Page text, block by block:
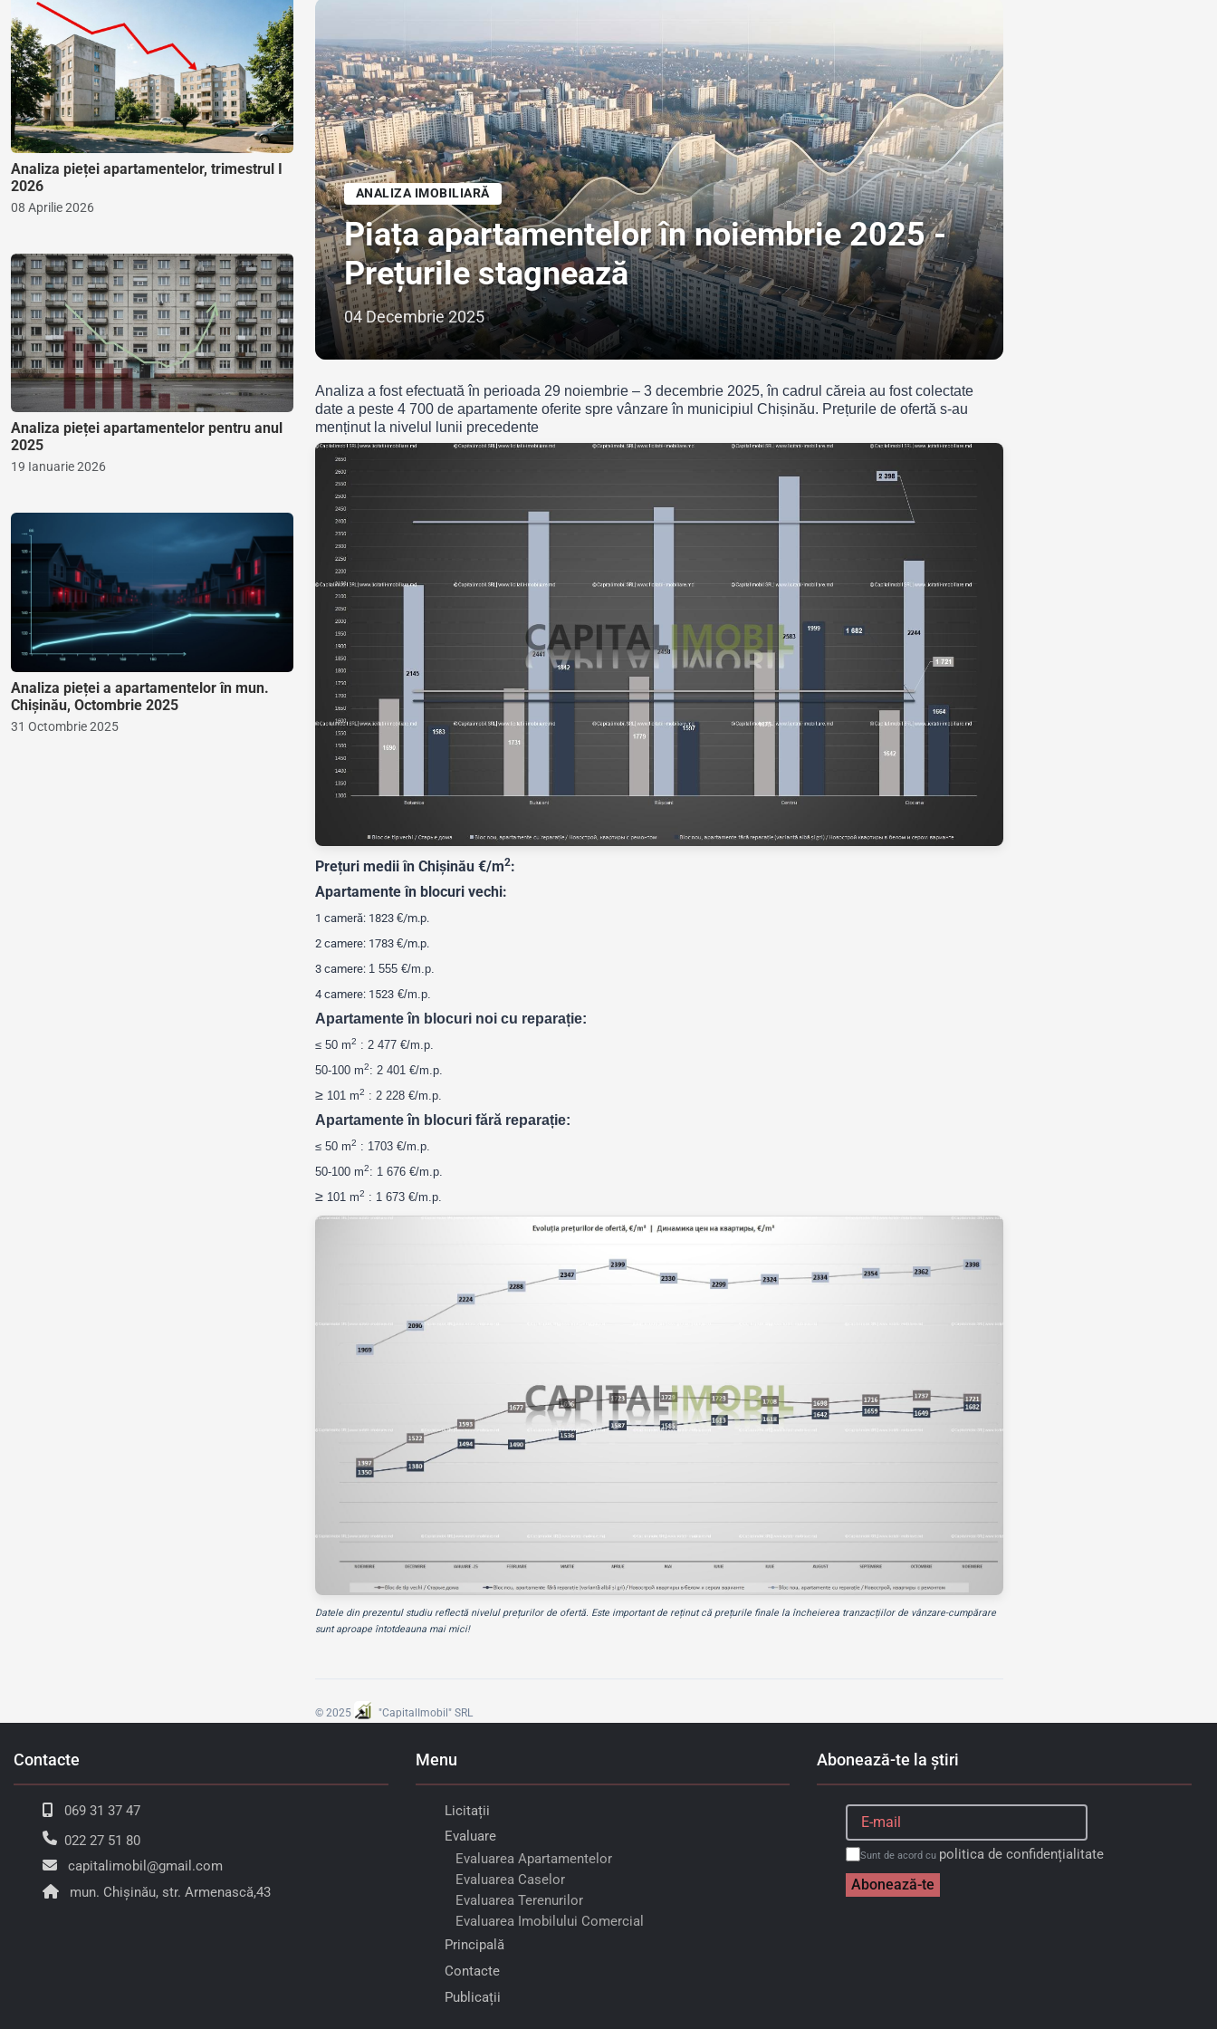
Analiza pieței apartamentelor, trimestrul I
2026
08 Aprilie 2026
Analiza pieței apartamentelor pentru anul
2025
19 Ianuarie 2026
Analiza pieței a apartamentelor în mun.
Chișinău, Octombrie 2025
31 Octombrie 2025
ANALIZA IMOBILIARĂ
Piața apartamentelor în noiembrie 2025 -
Prețurile stagnează
04 Decembrie 2025
Analiza a fost efectuată în perioada 29 noiembrie – 3 decembrie 2025, în cadrul căreia au fost colectate
date a peste 4 700 de apartamente oferite spre vânzare în municipiul Chișinău. Prețurile de ofertă s-au
menținut la nivelul lunii precedente
Prețuri medii în Chișinău €/m2:
Apartamente în blocuri vechi:
1 cameră: 1823 €/m.p.
2 camere: 1783 €/m.p.
3 camere: 1 555 €/m.p.
4 camere: 1523 €/m.p.
Apartamente în blocuri noi cu reparație:
≤ 50 m2 : 2 477 €/m.p.
50-100 m2: 2 401 €/m.p.
≥ 101 m2 : 2 228 €/m.p.
Apartamente în blocuri fără reparație:
≤ 50 m2 : 1703 €/m.p.
50-100 m2: 1 676 €/m.p.
≥ 101 m2 : 1 673 €/m.p.
Datele din prezentul studiu reflectă nivelul prețurilor de ofertă. Este important de reținut că prețurile finale la încheierea tranzacțiilor de vânzare-cumpărare
sunt aproape întotdeauna mai mici!
© 2025 "CapitalImobil" SRL
Contacte
069 31 37 47
022 27 51 80
capitalimobil@gmail.com
mun. Chișinău, str. Armenască,43
Menu
Licitații
Evaluare
Evaluarea Apartamentelor
Evaluarea Caselor
Evaluarea Terenurilor
Evaluarea Imobilului Comercial
Principală
Contacte
Publicații
Abonează-te la știri
Sunt de acord cu politica de confidențialitate
Abonează-te